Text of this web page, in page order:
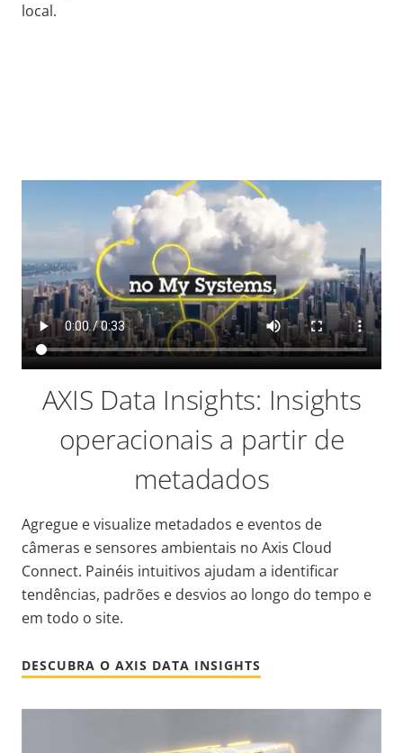
local.
AXIS Data Insights: Insights
operacionais a partir de
metadados
Agregue e visualize metadados e eventos de
câmeras e sensores ambientais no Axis Cloud
Connect. Painéis intuitivos ajudam a identificar
tendências, padrões e desvios ao longo do tempo e
em todo o site.
DESCUBRA O AXIS DATA INSIGHTS